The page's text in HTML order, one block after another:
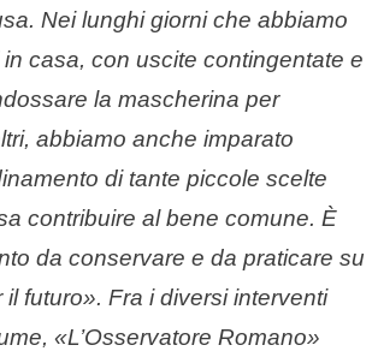
Nei lunghi giorni che abbiamo
casa, con uscite contingentate e
la mascherina per
abbiamo anche imparato
di tante piccole scelte
contribuire al bene comune. È
da conservare e da praticare su
futuro». Fra i diversi interventi
«L’Osservatore Romano»